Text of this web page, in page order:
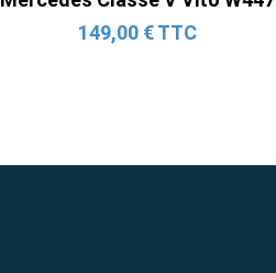
149,00 € TTC